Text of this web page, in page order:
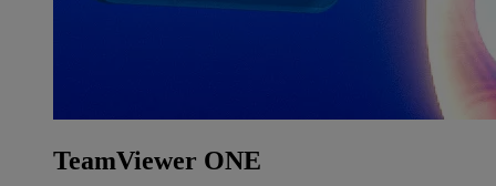
TeamViewer ONE